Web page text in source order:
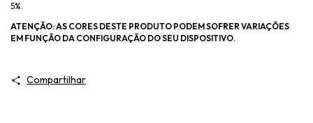
5%.
ATENÇÃO: AS CORES DESTE PRODUTO PODEM SOFRER VARIAÇÕES
EM FUNÇÃO DA CONFIGURAÇÃO DO SEU DISPOSITIVO.
Compartilhar